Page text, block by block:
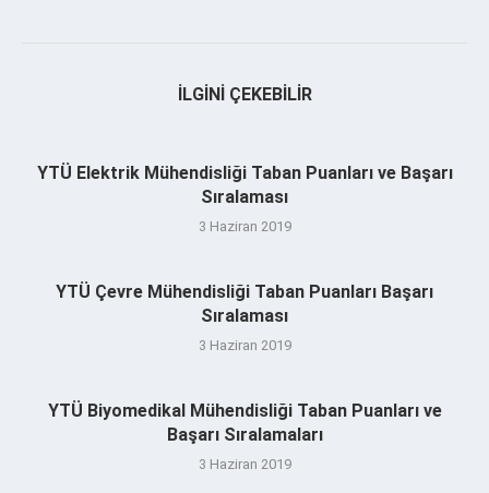
İLGINI ÇEKEBILIR
YTÜ Elektrik Mühendisliği Taban Puanları ve Başarı
Sıralaması
3 Haziran 2019
YTÜ Çevre Mühendisliği Taban Puanları Başarı
Sıralaması
3 Haziran 2019
YTÜ Biyomedikal Mühendisliği Taban Puanları ve
Başarı Sıralamaları
3 Haziran 2019